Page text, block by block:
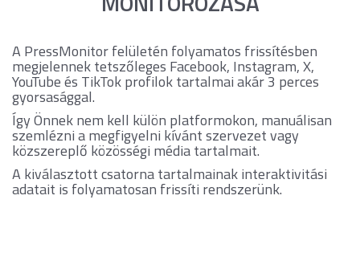
A PressMonitor felületén folyamatos frissítésben
megjelennek tetszőleges Facebook, Instagram, X,
YouTube és TikTok profilok tartalmai akár 3 perces
gyorsasággal.
Így Önnek nem kell külön platformokon, manuálisan
szemlézni a megfigyelni kívánt szervezet vagy
közszereplő közösségi média tartalmait.
A kiválasztott csatorna tartalmainak interaktivitási
adatait is folyamatosan frissíti rendszerünk.